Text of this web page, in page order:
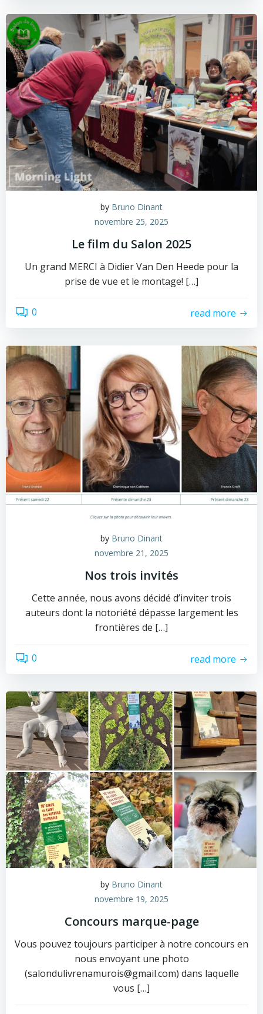
by Bruno Dinant
novembre 25, 2025
Le film du Salon 2025
Un grand MERCI à Didier Van Den Heede pour la
prise de vue et le montage! […]
0 read more
by Bruno Dinant
novembre 21, 2025
Nos trois invités
Cette année, nous avons décidé d’inviter trois
auteurs dont la notoriété dépasse largement les
frontières de […]
0 read more
by Bruno Dinant
novembre 19, 2025
Concours marque-page
Vous pouvez toujours participer à notre concours en
nous envoyant une photo
(salondulivrenamurois@gmail.com) dans laquelle
vous […]